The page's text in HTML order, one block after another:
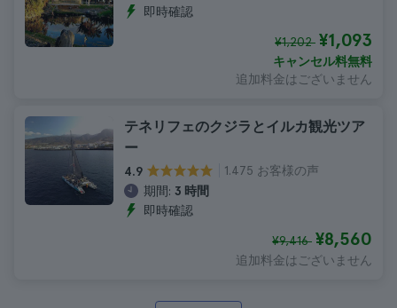
即時確認
¥1,202 ¥1,093
キャンセル料無料
追加料金はございません
テネリフェのクジラとイルカ観光ツア
ー
4.9
1.475 お客様の声
期間: 3 時間
即時確認
¥9,416 ¥8,560
追加料金はございません